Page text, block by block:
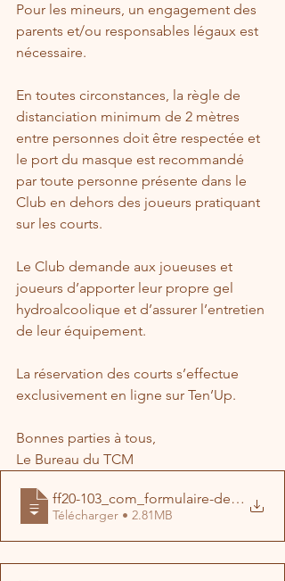
Pour les mineurs, un engagement des
parents et/ou responsables légaux est
nécessaire.
En toutes circonstances, la règle de
distanciation minimum de 2 mètres
entre personnes doit être respectée et
le port du masque est recommandé
par toute personne présente dans le
Club en dehors des joueurs pratiquant
sur les courts.
Le Club demande aux joueuses et
joueurs d’apporter leur propre gel
hydroalcoolique et d’assurer l’entretien
de leur équipement.
La réservation des courts s’effectue
exclusivement en ligne sur Ten’Up.
Bonnes parties à tous,
Le Bureau du TCM
ff20-103_com_formulaire-
Télécharger • 2.81MB